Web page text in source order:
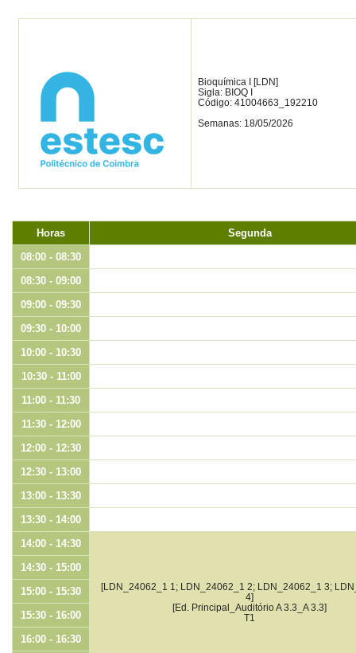
Bioquímica I [LDN]
Sigla: BIOQ I
Código: 41004663_192210
Semanas: 18/05/2026
Horas
Segunda
08:00 - 08:30
08:30 - 09:00
09:00 - 09:30
09:30 - 10:00
10:00 - 10:30
10:30 - 11:00
11:00 - 11:30
11:30 - 12:00
12:00 - 12:30
12:30 - 13:00
13:00 - 13:30
13:30 - 14:00
14:00 - 14:30
[LDN_24062_1 1; LDN_24062_1 2; LDN_24062_1 3;
4]
[Ed. Principal_Auditório A 3.3_A 3.3]
T1
14:30 - 15:00
15:00 - 15:30
15:30 - 16:00
16:00 - 16:30